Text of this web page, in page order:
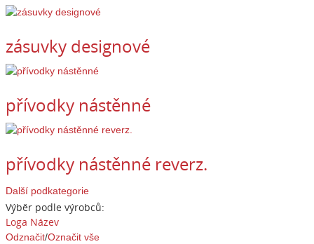
zásuvky designové
přívodky nástěnné
přívodky nástěnné reverz.
Další podkategorie
Výběr podle výrobců:
Loga Název
Odznačit/Označit vše